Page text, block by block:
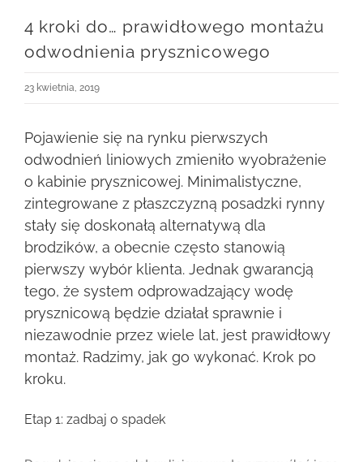
4 kroki do… prawidłowego montażu
odwodnienia prysznicowego
23 kwietnia, 2019
Pojawienie się na rynku pierwszych
odwodnień liniowych zmieniło wyobrażenie
o kabinie prysznicowej. Minimalistyczne,
zintegrowane z płaszczyzną posadzki rynny
stały się doskonałą alternatywą dla
brodzików, a obecnie często stanowią
pierwszy wybór klienta. Jednak gwarancją
tego, że system odprowadzający wodę
prysznicową będzie działał sprawnie i
niezawodnie przez wiele lat, jest prawidłowy
montaż. Radzimy, jak go wykonać. Krok po
kroku.
Etap 1: zadbaj o spadek